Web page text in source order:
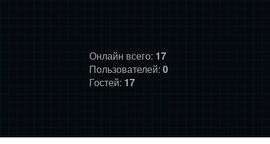
Онлайн всего: 17
Пользователей: 0
Гостей: 17